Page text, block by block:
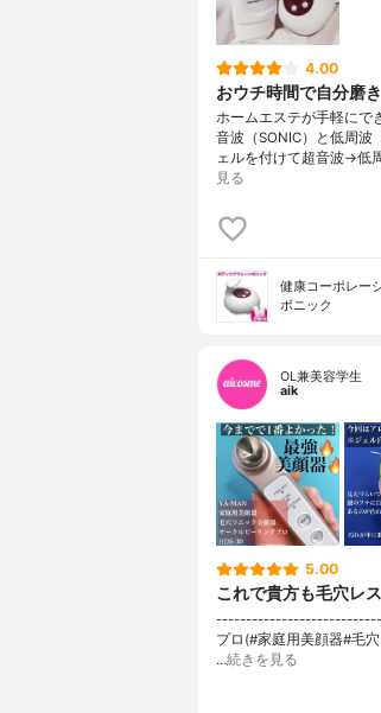
4.00
おウチ時間で自分磨き
ホームエステが手軽にで
音波（SONIC）と低周波
ェルを付けて超音波→低
見る
健康コーポレー
ボニック
OL兼美容学生
aik
5.00
これで貴方も毛穴レス
プロ(#家庭用美顔器#毛
…続きを見る